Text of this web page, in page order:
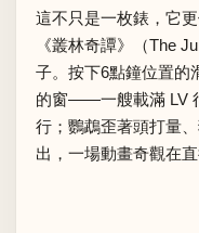
這不只是一枚錶，它
《叢林奇譚》（The
子。按下6點鐘位置的
的窗——一艘載滿 LV
行；鸚鵡歪著頭打量
出，一場動畫奇觀在